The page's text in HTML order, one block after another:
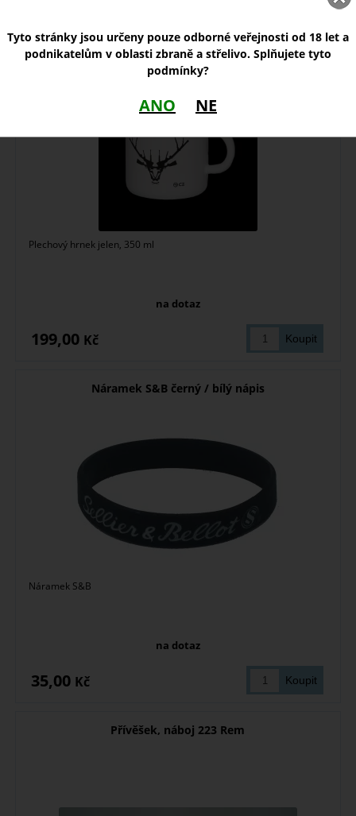
Plechový hrnek CZ - Jelen 350 ml
Plechový hrnek jelen, 350 ml
na dotaz
199,00 Kč
Náramek S&B černý / bílý nápis
Náramek S&B
na dotaz
35,00 Kč
Přívěšek, náboj 223 Rem
Tyto stránky jsou určeny pouze odborné veřejnosti od 18 let a
podnikatelům v oblasti zbraně a střelivo. Splňujete tyto
podmínky?
ANO NE